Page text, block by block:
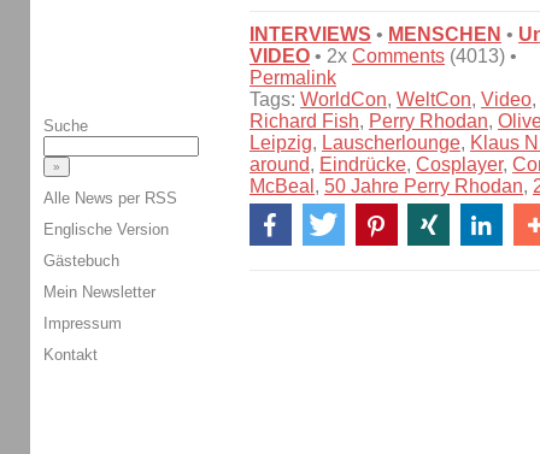
INTERVIEWS • MENSCHEN •
VIDEO • 2x Comments (4013) •
Permalink
Tags: WorldCon, WeltCon, Video,
Richard Fish, Perry Rhodan,
Leipzig, Lauscherlounge, Klaus
around, Eindrücke, Cosplayer,
McBeal , 50 Jahre Perry Rhodan,
Suche
Alle News per RSS
Englische Version
Gästebuch
Mein Newsletter
Impressum
Kontakt